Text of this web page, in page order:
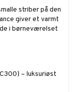
striber på den
giver et varmt
i børneværelset
– luksuriøst